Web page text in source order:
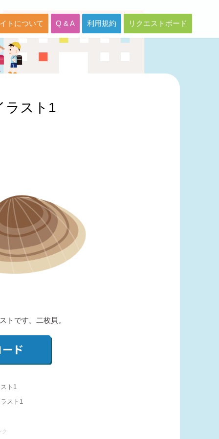
トについて Q & A 利用規約 リクエストボード
ラスト1
トです。二枚貝。
ト1
スト1
ク